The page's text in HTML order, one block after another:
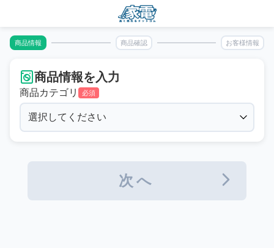
商品情報 商品確認 お客様情報
商品情報を入力
商品カテゴリ 必須
次へ